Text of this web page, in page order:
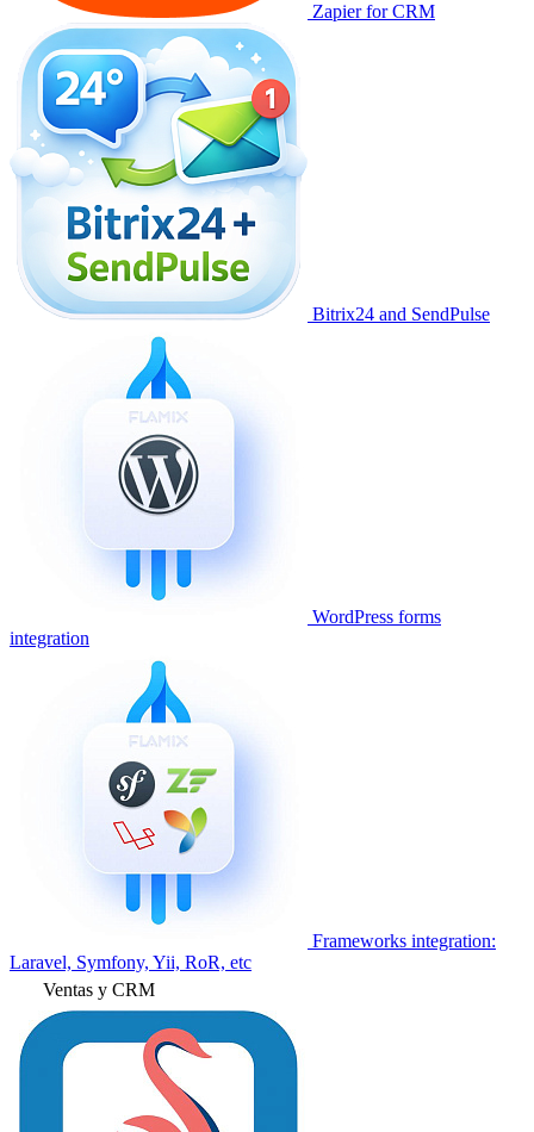
Zapier for CRM
Bitrix24 and SendPulse
WordPress forms
integration
Frameworks integration:
Laravel, Symfony, Yii, RoR, etc
Ventas y CRM